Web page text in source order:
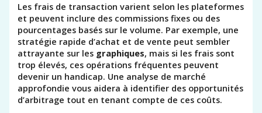
Les frais de transaction varient selon les plateformes
et peuvent inclure des commissions fixes ou des
pourcentages basés sur le volume. Par exemple, une
stratégie rapide d’achat et de vente peut sembler
attrayante sur les graphiques, mais si les frais sont
trop élevés, ces opérations fréquentes peuvent
devenir un handicap. Une analyse de marché
approfondie vous aidera à identifier des opportunités
d’arbitrage tout en tenant compte de ces coûts.